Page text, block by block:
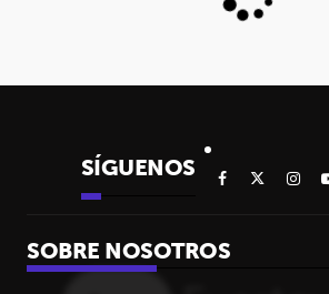
SÍGUENOS
SOBRE NOSOTROS